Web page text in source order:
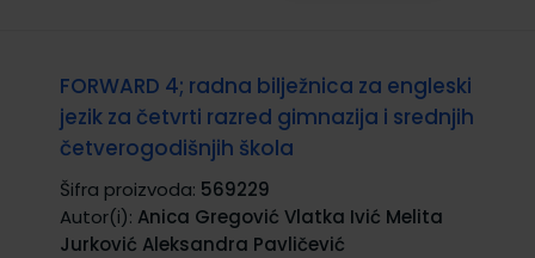
FORWARD 4; radna bilježnica za engleski
jezik za četvrti razred gimnazija i srednjih
četverogodišnjih škola
Šifra proizvoda: 569229
Autor(i): Anica Gregović Vlatka Ivić Melita
Jurković Aleksandra Pavličević